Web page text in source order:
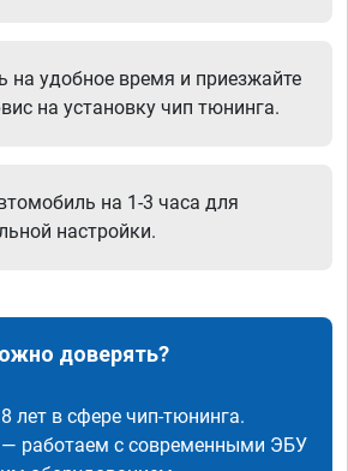
на удобное время и приезжайте
на установку чип тюнинга.
на 1-3 часа для
настройки.
доверять?
лет в сфере чип-тюнинга.
— работаем с современными ЭБУ